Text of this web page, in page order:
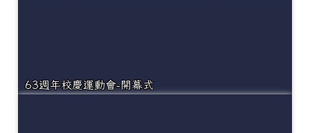
63週年校慶運動會-開幕式